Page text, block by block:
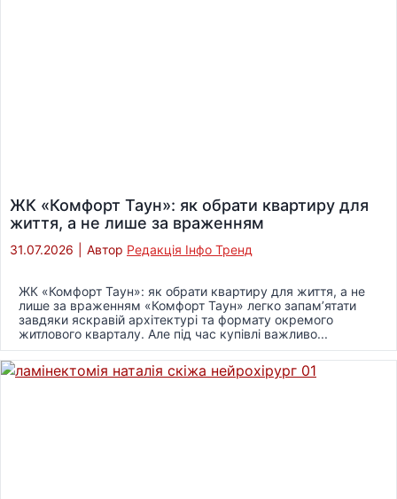
ЖК «Комфорт Таун»: як обрати квартиру для
життя, а не лише за враженням
31.07.2026 Автор Редакція Інфо Тренд
ЖК «Комфорт Таун»: як обрати квартиру для життя, а не
лише за враженням «Комфорт Таун» легко запам’ятати
завдяки яскравій архітектурі та формату окремого
житлового кварталу. Але під час купівлі важливо...